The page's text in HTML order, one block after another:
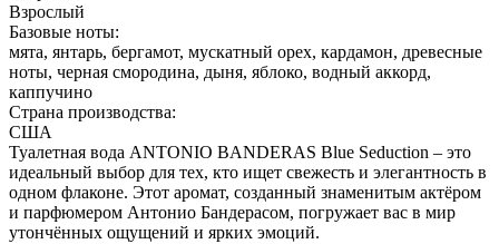
Взрослый
Базовые ноты:
мята, янтарь, бергамот, мускатный орех, кардамон, древесные
ноты, черная смородина, дыня, яблоко, водный аккорд,
каппучино
Страна производства:
США
Туалетная вода ANTONIO BANDERAS Blue Seduction – это
идеальный выбор для тех, кто ищет свежесть и элегантность в
одном флаконе. Этот аромат, созданный знаменитым актёром
и парфюмером Антонио Бандерасом, погружает вас в мир
утончённых ощущений и ярких эмоций.